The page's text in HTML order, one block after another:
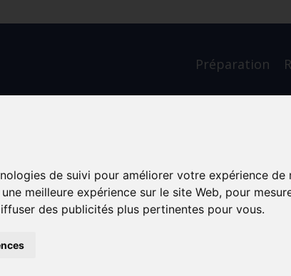
de suivi pour améliorer votre expérience de
meilleure expérience sur le site Web, pour
des publicités plus pertinentes pour vous.
Préparation
À 60 ans elle
sans savoir où